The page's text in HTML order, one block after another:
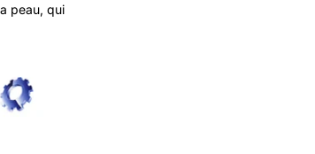
peau, qui